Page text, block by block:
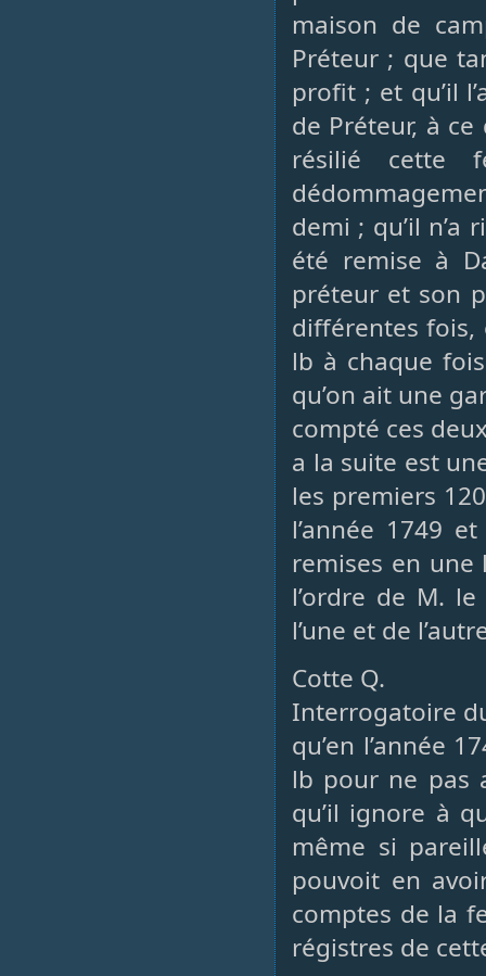
maison de
Préteur ; que
profit ; et qu’il
de Préteur, à
résilié cette
demi ; qu’il
été remise à
préteur et son
différentes fois,
lb à chaque
qu’on ait une
compté ces
a la suite est
les premiers
l’année 1749
remises en une
l’ordre de M.
l’une et de
Cotte Q.
Interrogatoire
qu’en l’année
lb pour ne pas
qu’il ignore à
même si
pouvoit en
comptes de la
régistres de